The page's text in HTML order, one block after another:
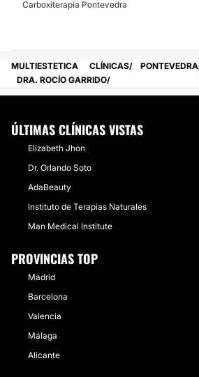
Carboxiterapia Pontevedra
MULTIESTETICA CLÍNICAS PONTEVEDRA
DRA. ROCÍO GARRIDO
ÚLTIMAS CLÍNICAS VISTAS
Elizabeth Jhon
Dr. Orlando Soto
AdaBeauty
Instituto de Terapias Naturales
Man Medical Institute
PROVINCIAS TOP
Madrid
Barcelona
Valencia
Málaga
Alicante